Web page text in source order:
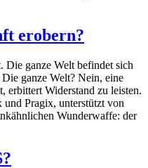
erobern?
Die ganze Welt befindet sich
ganze Welt? Nein, eine
erbittert Widerstand zu leisten.
Pragix, unterstützt von
Wunderwaffe: der